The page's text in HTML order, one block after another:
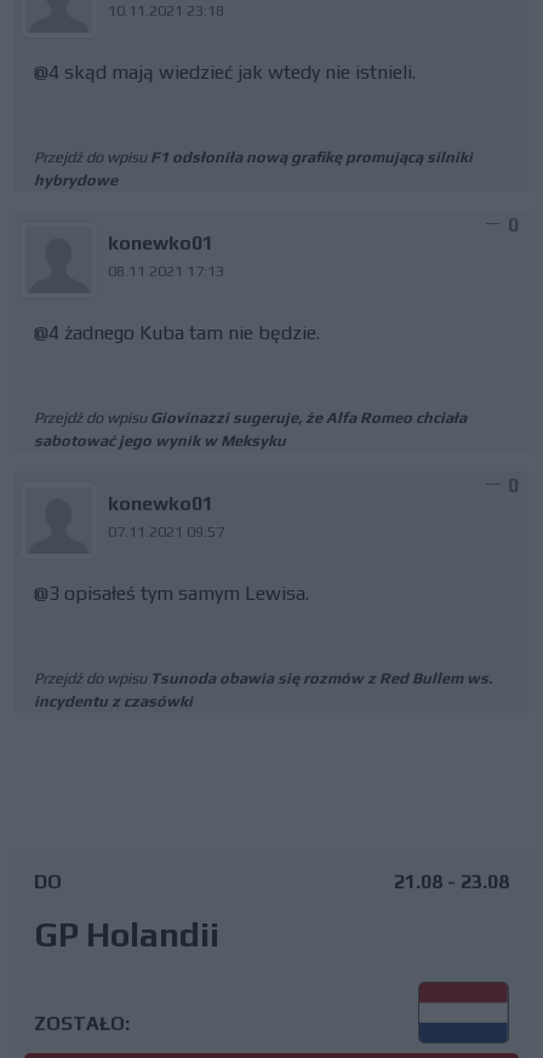
10.11.2021 23:18
@4 skąd mają wiedzieć jak wtedy nie istnieli.
Przejdź do wpisu F1 odsłoniła nową grafikę promującą silniki
hybrydowe
konewko01
08.11.2021 17:13
0
@4 żadnego Kuba tam nie będzie.
Przejdź do wpisu Giovinazzi sugeruje, że Alfa Romeo chciała
sabotować jego wynik w Meksyku
konewko01
07.11.2021 09:57
0
@3 opisałeś tym samym Lewisa.
Przejdź do wpisu Tsunoda obawia się rozmów z Red Bullem ws.
incydentu z czasówki
DO
GP Holandii
21.08 - 23.08
ZOSTAŁO: